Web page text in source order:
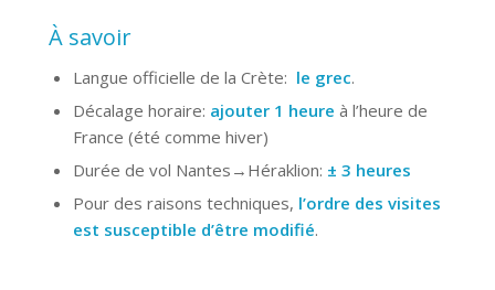
À savoir
Langue officielle de la Crète: le grec.
Décalage horaire: ajouter 1 heure à l’heure de
France (été comme hiver)
Durée de vol Nantes→Héraklion: ± 3 heures
Pour des raisons techniques, l’ordre des visites
est susceptible d’être modifié.